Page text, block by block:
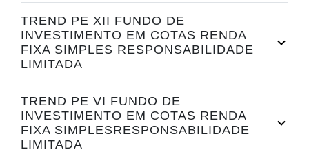
TREND PE XII FUNDO DE
INVESTIMENTO EM COTAS RENDA
FIXA SIMPLES RESPONSABILIDADE
LIMITADA
TREND PE VI FUNDO DE
INVESTIMENTO EM COTAS RENDA
FIXA SIMPLESRESPONSABILIDADE
LIMITADA